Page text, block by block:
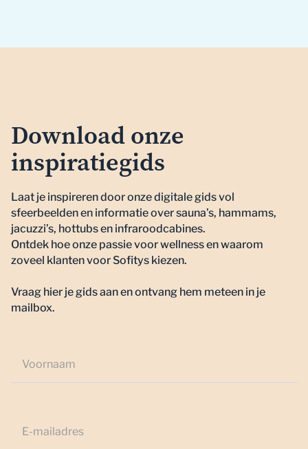
Download onze
inspiratiegids
Laat je inspireren door onze digitale gids vol
sfeerbeelden en informatie over sauna’s, hammams,
jacuzzi’s, hottubs en infraroodcabines.
Ontdek hoe onze passie voor wellness en waarom
zoveel klanten voor Sofitys kiezen.
Vraag hier je gids aan en ontvang hem meteen in je
mailbox.